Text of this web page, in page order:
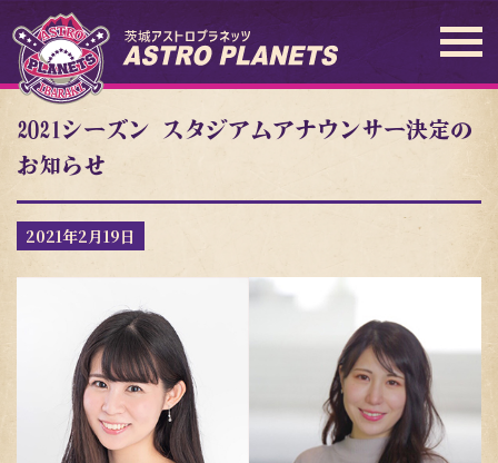
2021シーズン スタジアムアナウンサー決定の
お知らせ
2021年2月19日